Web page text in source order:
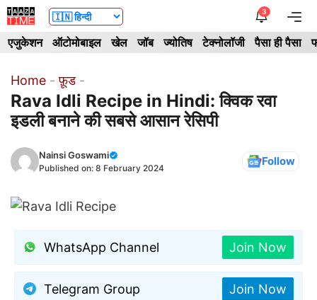
Skip
to
content
3
एजुकेशन ऑटोमोबाइल खेल जॉब ज्योतिष टेक्नोलॉजी पैसा ही पैसा
Home -फ़ूड-
Rava Idli Recipe in Hindi: क्विक रवा
इडली बनाने की सबसे आसान रेसिपी
Nainsi Goswami
Published on: 8 February 2024 Follow
WhatsApp Channel Join Now
Telegram Group Join Now